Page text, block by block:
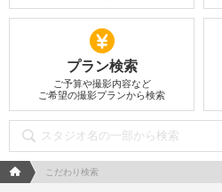
プラン検索
ご予算や撮影内容など
ご希望の撮影プランから検索
フォトウエディング/結婚写真のPhotorait ホーム
こだわり検索